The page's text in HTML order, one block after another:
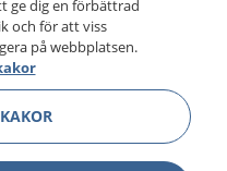
Visa
ge dig en förbättrad
och för att viss
på webbplatsen.